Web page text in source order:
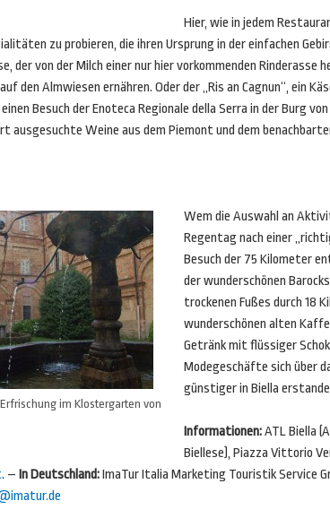
Hier, wie in jedem
zu probieren, die ihren Ursprung in der einfachen
der von der Milch einer nur hier vorkommenden
den Almwiesen ernähren. Oder der „Ris an Cagnun“, ein
Besuch der Enoteca Regionale della Serra in der Burg
ausgesuchte Weine aus dem Piemont und dem
im Klostergarten von
Wem die Auswahl an
Regentag nach einer
Besuch der 75 Kilometer
der wunderschönen
trockenen Fußes durch 18
wunderschönen alten
Getränk mit flüssiger
Modegeschäfte sich über
günstiger in Biella
Informationen:ATL Biella
Biellese), Piazza Vittorio
. – In Deutschland:ImaTur Italia Marketing Touristik Service